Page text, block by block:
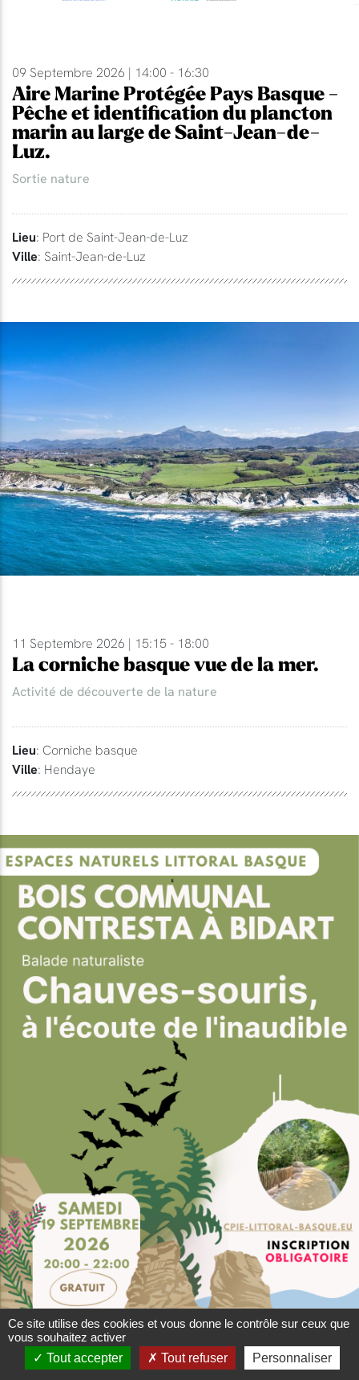
09 Septembre 2026 | 14:00 - 16:30
Aire Marine Protégée Pays Basque -
Pêche et identification du plancton
marin au large de Saint-Jean-de-
Luz.
Sortie nature
Lieu: Port de Saint-Jean-de-Luz
Ville: Saint-Jean-de-Luz
11 Septembre 2026 | 15:15 - 18:00
La corniche basque vue de la mer.
Activité de découverte de la nature
Lieu: Corniche basque
Ville: Hendaye
Ce site utilise des cookies et vous donne le contrôle sur ceux que
vous souhaitez activer
Tout accepter
Tout refuser Personnaliser